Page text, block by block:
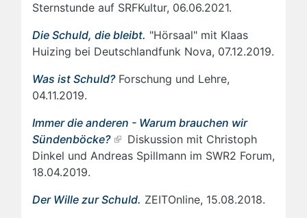
Sternstunde auf SRFKultur, 06.06.2021.
Die Schuld, die bleibt. "Hörsaal" mit Klaas
Huizing bei Deutschlandfunk Nova, 07.12.2019.
Was ist Schuld?Forschung und Lehre,
04.11.2019.
Immer die anderen - Warum brauchen wir
Sündenböcke?
Diskussion mit Christoph
Dinkel und Andreas Spillmann im SWR2 Forum,
18.04.2019.
Der Wille zur Schuld. ZEITOnline, 15.08.2018.